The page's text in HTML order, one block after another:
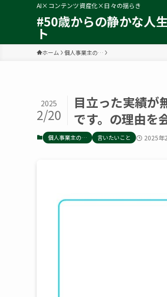
AI×コンテンツ資産化×日々の揺らき
#50歳からの静かな人
ト
ホーム 個人事業主の…
目立った実績が
です。の理由を
2025
2/20
個人事業主の… 言いたいこと 2025年